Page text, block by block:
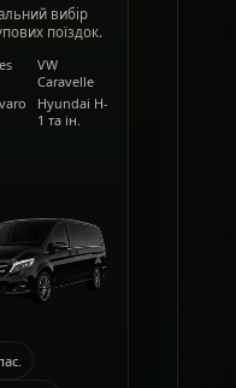
вибір
поїздок.
VW
Caravelle
Hyundai H-
1 та ін.